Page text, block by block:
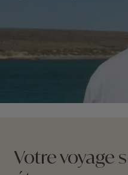
Votre voyage